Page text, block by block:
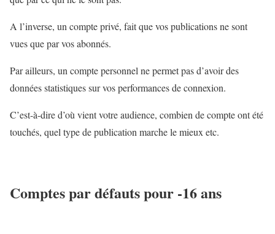
A l’inverse, un compte privé, fait que vos publications ne sont
vues que par vos abonnés.
Par ailleurs, un compte personnel ne permet pas d’avoir des
données statistiques sur vos performances de connexion.
C’est-à-dire d’où vient votre audience, combien de compte ont été
touchés, quel type de publication marche le mieux etc.
Comptes par défauts pour -16 ans